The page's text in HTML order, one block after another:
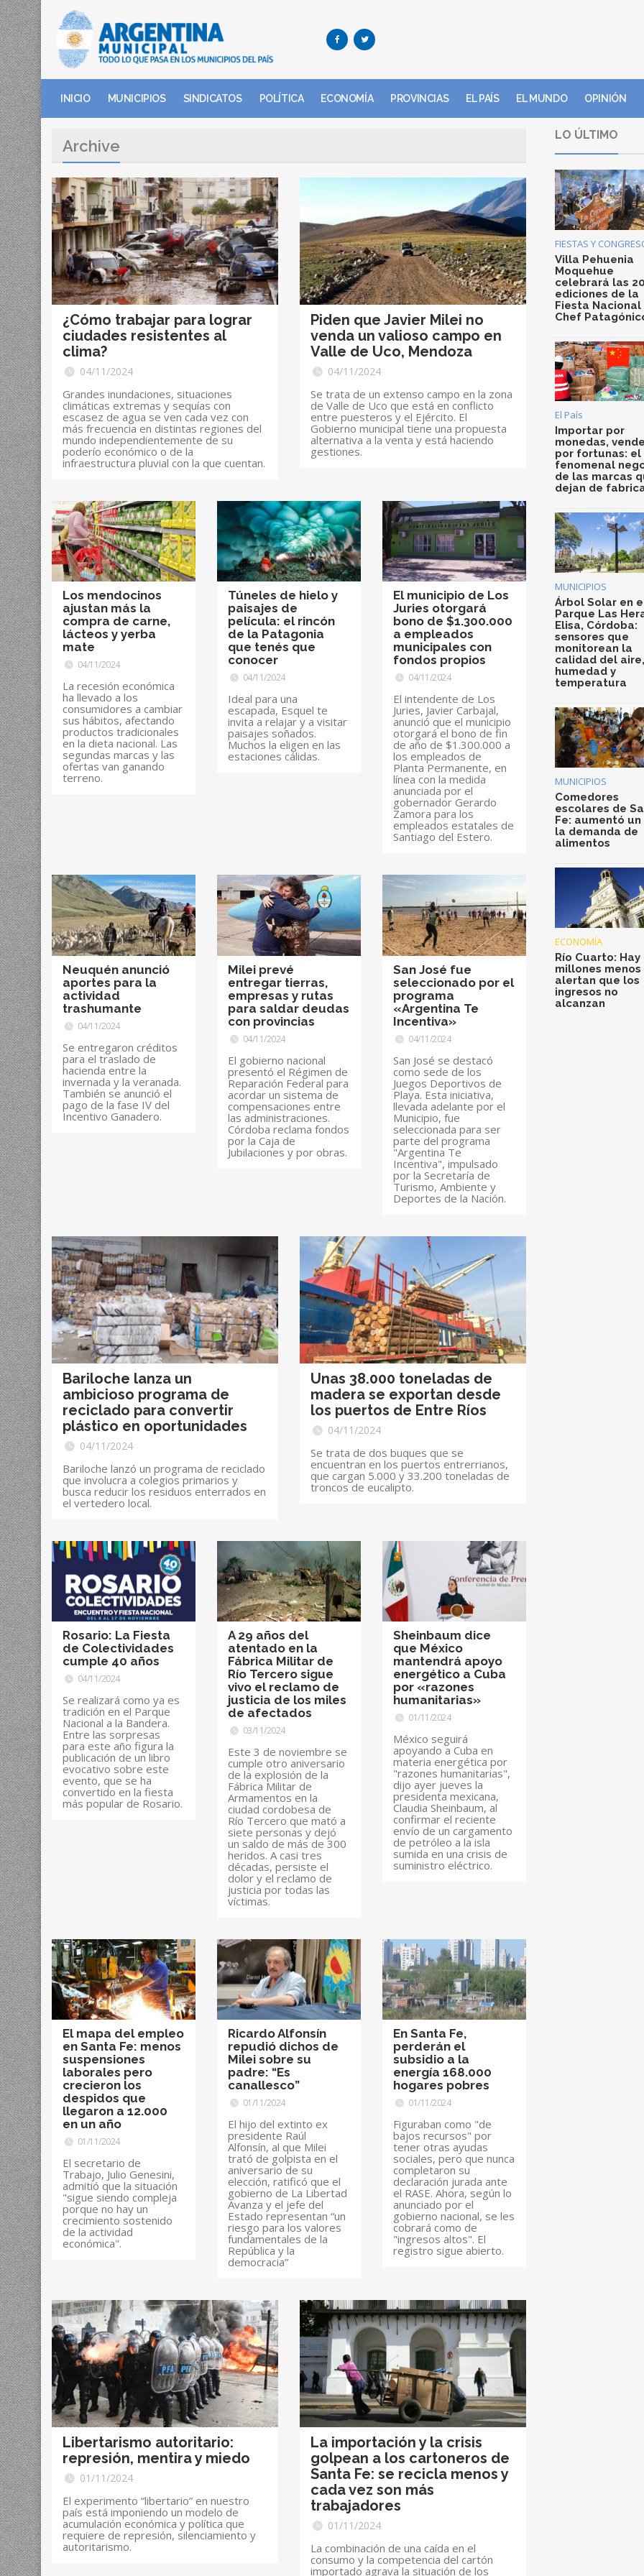
INICIO MUNICIPIOS SINDICATOS POLÍTICA ECONOMÍA PROVINCIAS EL PAÍS EL MUNDO OPINIÓN
Archive
¿Cómo trabajar para lograr
ciudades resistentes al
clima?
04/11/2024
Grandes inundaciones, situaciones
climáticas extremas y sequías con
escasez de agua se ven cada vez con
más frecuencia en distintas regiones del
mundo independientemente de su
poderío económico o de la
infraestructura pluvial con la que cuentan.
Piden que Javier Milei no
venda un valioso campo en
Valle de Uco, Mendoza
04/11/2024
Se trata de un extenso campo en la zona
de Valle de Uco que está en conflicto
entre puesteros y el Ejército. El
Gobierno municipal tiene una propuesta
alternativa a la venta y está haciendo
gestiones.
Los mendocinos
ajustan más la
compra de carne,
lácteos y yerba
mate
04/11/2024
La recesión económica
ha llevado a los
consumidores a cambiar
sus hábitos, afectando
productos tradicionales
en la dieta nacional. Las
segundas marcas y las
ofertas van ganando
terreno.
Túneles de hielo y
paisajes de
película: el rincón
de la Patagonia
que tenés que
conocer
04/11/2024
Ideal para una
escapada, Esquel te
invita a relajar y a visitar
paisajes soñados.
Muchos la eligen en las
estaciones cálidas.
El municipio de Los
Juries otorgará
bono de $1.300.000
a empleados
municipales con
fondos propios
04/11/2024
El intendente de Los
Juries, Javier Carbajal,
anunció que el municipio
otorgará el bono de fin
de año de $1.300.000 a
los empleados de
Planta Permanente, en
línea con la medida
anunciada por el
gobernador Gerardo
Zamora para los
empleados estatales de
Santiago del Estero.
Neuquén anunció
aportes para la
actividad
trashumante
04/11/2024
Se entregaron créditos
para el traslado de
hacienda entre la
invernada y la veranada.
También se anunció el
pago de la fase IV del
Incentivo Ganadero.
Milei prevé
entregar tierras,
empresas y rutas
para saldar deudas
con provincias
04/11/2024
El gobierno nacional
presentó el Régimen de
Reparación Federal para
acordar un sistema de
compensaciones entre
las administraciones.
Córdoba reclama fondos
por la Caja de
Jubilaciones y por obras.
San José fue
seleccionado por el
programa
«Argentina Te
Incentiva»
04/11/2024
San José se destacó
como sede de los
Juegos Deportivos de
Playa. Esta iniciativa,
llevada adelante por el
Municipio, fue
seleccionada para ser
parte del programa
"Argentina Te
Incentiva", impulsado
por la Secretaría de
Turismo, Ambiente y
Deportes de la Nación.
Bariloche lanza un
ambicioso programa de
reciclado para convertir
plástico en oportunidades
04/11/2024
Bariloche lanzó un programa de reciclado
que involucra a colegios primarios y
busca reducir los residuos enterrados en
el vertedero local.
Unas 38.000 toneladas de
madera se exportan desde
los puertos de Entre Ríos
04/11/2024
Se trata de dos buques que se
encuentran en los puertos entrerrianos,
que cargan 5.000 y 33.200 toneladas de
troncos de eucalipto.
Rosario: La Fiesta
de Colectividades
cumple 40 años
04/11/2024
Se realizará como ya es
tradición en el Parque
Nacional a la Bandera.
Entre las sorpresas
para este año figura la
publicación de un libro
evocativo sobre este
evento, que se ha
convertido en la fiesta
más popular de Rosario.
A 29 años del
atentado en la
Fábrica Militar de
Río Tercero sigue
vivo el reclamo de
justicia de los miles
de afectados
03/11/2024
Este 3 de noviembre se
cumple otro aniversario
de la explosión de la
Fábrica Militar de
Armamentos en la
ciudad cordobesa de
Río Tercero que mató a
siete personas y dejó
un saldo de más de 300
heridos. A casi tres
décadas, persiste el
dolor y el reclamo de
justicia por todas las
víctimas.
Sheinbaum dice
que México
mantendrá apoyo
energético a Cuba
por «razones
humanitarias»
01/11/2024
México seguirá
apoyando a Cuba en
materia energética por
"razones humanitarias",
dijo ayer jueves la
presidenta mexicana,
Claudia Sheinbaum, al
confirmar el reciente
envío de un cargamento
de petróleo a la isla
sumida en una crisis de
suministro eléctrico.
El mapa del empleo
en Santa Fe: menos
suspensiones
laborales pero
crecieron los
despidos que
llegaron a 12.000
en un año
01/11/2024
El secretario de
Trabajo, Julio Genesini,
admitió que la situación
"sigue siendo compleja
porque no hay un
crecimiento sostenido
de la actividad
económica".
Ricardo Alfonsín
repudió dichos de
Milei sobre su
padre: “Es
canallesco”
01/11/2024
El hijo del extinto ex
presidente Raúl
Alfonsín, al que Milei
trató de golpista en el
aniversario de su
elección, ratificó que el
gobierno de La Libertad
Avanza y el jefe del
Estado representan “un
riesgo para los valores
fundamentales de la
República y la
democracia”
En Santa Fe,
perderán el
subsidio a la
energía 168.000
hogares pobres
01/11/2024
Figuraban como "de
bajos recursos" por
tener otras ayudas
sociales, pero que nunca
completaron su
declaración jurada ante
el RASE. Ahora, según lo
anunciado por el
gobierno nacional, se les
cobrará como de
"ingresos altos". El
registro sigue abierto.
Libertarismo autoritario:
represión, mentira y miedo
01/11/2024
El experimento “libertario” en nuestro
país está imponiendo un modelo de
acumulación económica y política que
requiere de represión, silenciamiento y
autoritarismo.
La importación y la crisis
golpean a los cartoneros de
Santa Fe: se recicla menos y
cada vez son más
trabajadores
01/11/2024
La combinación de una caída en el
consumo y la competencia del cartón
importado agrava la situación de los
LO ÚLTIMO
FIESTAS Y
Villa Pehuenia
Moquehue
celebrará las
ediciones de la
Fiesta
Chef
El País
Importar por
monedas,
por fortunas: el
fenomenal
de las marcas
dejan de
MUNICIPIOS
Árbol Solar en
Parque Las
Elisa, Córdoba:
sensores que
monitorean la
calidad del aire,
humedad y
temperatura
MUNICIPIOS
Comedores
escolares de
Fe: aumentó un
la demanda de
alimentos
ECONOMÍA
Río Cuarto: Hay
millones menos
alertan que los
ingresos no
alcanzan